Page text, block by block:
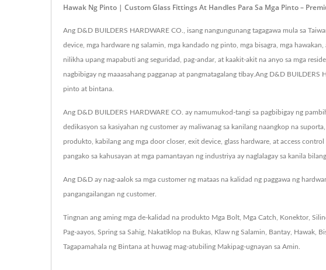
Hawak Ng Pinto | Custom Glass Fittings At Handles Para Sa Mga Pinto –
Ang D&D BUILDERS HARDWARE CO., isang nangungunang tagagawa mula sa
device, mga hardware ng salamin, mga kandado ng pinto, mga bisagra, mga
nilikha upang mapabuti ang seguridad, pag-andar, at kaakit-akit na anyo sa mga
nagbibigay ng maaasahang pagganap at pangmatagalang tibay.Ang D&D
pinto at bintana.
Ang D&D BUILDERS HARDWARE CO. ay namumukod-tangi sa pagbibigay ng
dedikasyon sa kasiyahan ng customer ay maliwanag sa kanilang naangkop na
produkto, kabilang ang mga door closer, exit device, glass hardware, at access
pangako sa kahusayan at mga pamantayan ng industriya ay naglalagay sa kanila
Ang D&D ay nag-aalok sa mga customer ng mataas na kalidad ng paggawa ng
pangangailangan ng customer.
Tingnan ang aming mga de-kalidad na produkto Mga Bolt Mga Catch Konektor,
Pag-aayos Spring sa Sahig Nakatiklop na Bukas Klaw ng Salamin Bantay Hawak
Tagapamahala ng Bintana at huwag mag-atubiling Makipag-ugnayan sa Amin